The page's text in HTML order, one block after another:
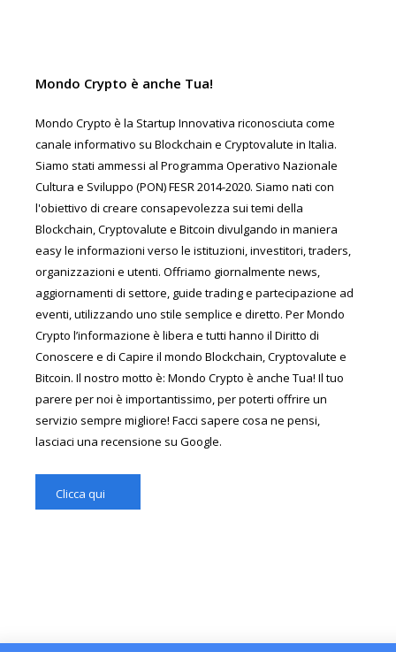
Mondo Crypto è anche Tua!
Mondo Crypto è la Startup Innovativa riconosciuta come
canale informativo su Blockchain e Cryptovalute in Italia.
Siamo stati ammessi al Programma Operativo Nazionale
Cultura e Sviluppo (PON) FESR 2014-2020. Siamo nati con
l'obiettivo di creare consapevolezza sui temi della
Blockchain, Cryptovalute e Bitcoin divulgando in maniera
easy le informazioni verso le istituzioni, investitori, traders,
organizzazioni e utenti. Offriamo giornalmente news,
aggiornamenti di settore, guide trading e partecipazione ad
eventi, utilizzando uno stile semplice e diretto. Per Mondo
Crypto l’informazione è libera e tutti hanno il Diritto di
Conoscere e di Capire il mondo Blockchain, Cryptovalute e
Bitcoin. Il nostro motto è: Mondo Crypto è anche Tua! Il tuo
parere per noi è importantissimo, per poterti offrire un
servizio sempre migliore! Facci sapere cosa ne pensi,
lasciaci una recensione su Google.
Clicca qui